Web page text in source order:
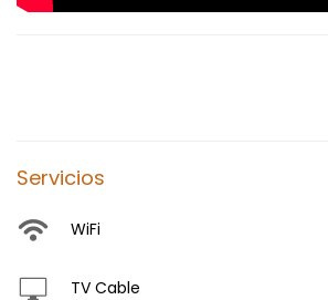
Servicios
WiFi
TV Cable